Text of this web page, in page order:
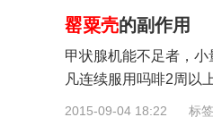
罂粟壳的副作用
甲状腺机能不足者，
凡连续服用吗啡2周以
2015-09-04 18:22 标签